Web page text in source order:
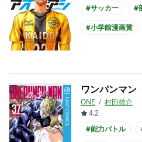
#サッカー
#
#小学館漫画賞
ワンパンマン
ONE
村田雄介
4.2
#能力バトル